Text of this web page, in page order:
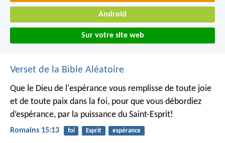
Android
Sur votre site web
Verset de la Bible Aléatoire
Que le Dieu de l'espérance vous remplisse de toute joie
et de toute paix dans la foi, pour que vous débordiez
d’espérance, par la puissance du Saint-Esprit!
Romains 15:13 foi Esprit espérance